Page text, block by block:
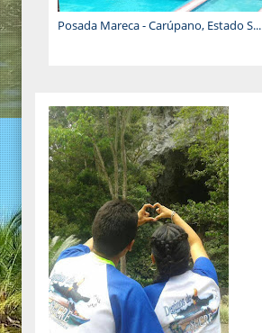
Posada Mareca - Carúpano, Estado S...